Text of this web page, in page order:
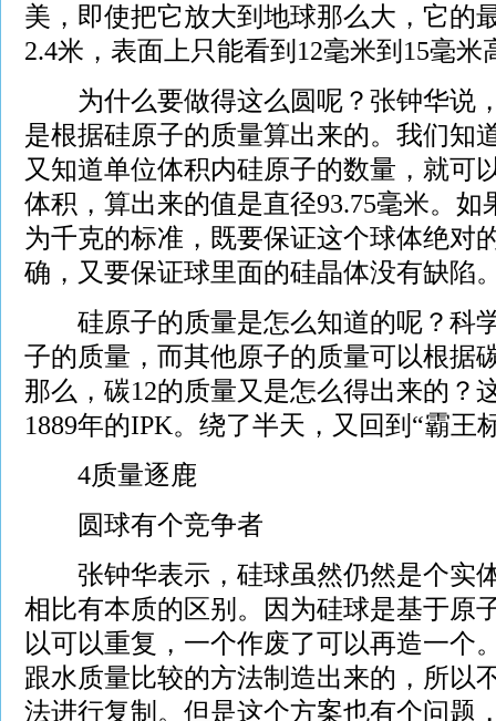
美，即使把它放大到地球那么大，它的
2.4米，表面上只能看到12毫米到15毫米
为什么要做得这么圆呢？张钟华说
是根据硅原子的质量算出来的。我们知
又知道单位体积内硅原子的数量，就可
体积，算出来的值是直径93.75毫米。
为千克的标准，既要保证这个球体绝对
确，又要保证球里面的硅晶体没有缺陷
硅原子的质量是怎么知道的呢？科
子的质量，而其他原子的质量可以根据
那么，碳12的质量又是怎么得出来的？
1889年的IPK。绕了半天，又回到“霸王
4质量逐鹿
圆球有个竞争者
张钟华表示，硅球虽然仍然是个实体
相比有本质的区别。因为硅球是基于原
以可以重复，一个作废了可以再造一个
跟水质量比较的方法制造出来的，所以
法进行复制。但是这个方案也有个问题